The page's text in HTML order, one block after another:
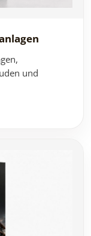
und